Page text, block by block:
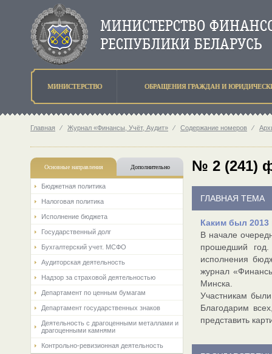
МИНИСТЕРСТВО ОБРАЩЕНИЯ ГРАЖДАН И
Главная ⁄ Журнал «Финансы, Учёт, Аудит» ⁄ Содержание номеров ⁄
Основные направления Дополнительно
Бюджетная политика
Налоговая политика
Исполнение бюджета
Государственный долг
Бухгалтерский учет. МСФО
Аудиторская деятельность
Надзор за страховой деятельностью
Департамент по ценным бумагам
Департамент государственных знаков
Деятельность с драгоценными металлами и
драгоценными камнями
Контрольно-ревизионная деятельность
№ 2 (241)
ГЛАВНАЯ ТЕМА
Каким был 2013
В начале
прошедший
исполнения
журнал
Минска.
Участникам
Благодарим
представить